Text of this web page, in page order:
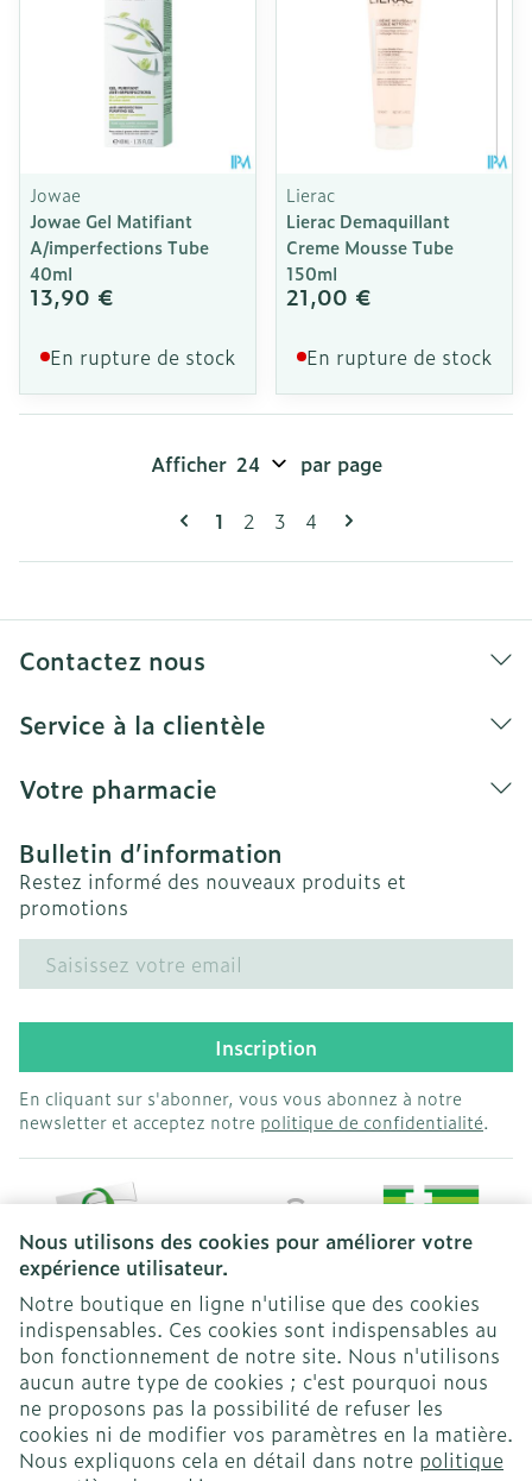
Nous utilisons des cookies pour améliorer votre
expérience utilisateur.
Notre boutique en ligne n'utilise que des cookies
indispensables. Ces cookies sont indispensables au
bon fonctionnement de notre site. Nous n'utilisons
aucun autre type de cookies ; c'est pourquoi nous
ne proposons pas la possibilité de refuser les
cookies ni de modifier vos paramètres en la matière.
Nous expliquons cela en détail dans notre politique
Jowae
Jowae Gel Matifiant
A/imperfections Tube
40ml
13,90 €
En rupture de stock
Lierac
Lierac Demaquillant
Creme Mousse Tube
150ml
21,00 €
En rupture de stock
Pages
Vous lisez actuellement la page
1 Page
2 Page
3 Page
4
Afficher par page
Contactez nous
Service à la clientèle
Votre pharmacie
Bulletin d’information
Restez informé des nouveaux produits et
promotions
Adresse mail
Inscription
En cliquant sur s'abonner, vous vous abonnez à notre
newsletter et acceptez notre politique de confidentialité.
Liens légaux